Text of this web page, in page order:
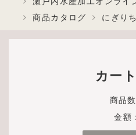
商品カタログ
にぎり
カー
商品
金額